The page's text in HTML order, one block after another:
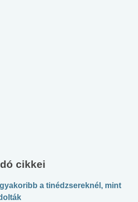
cikkei
a tinédzsereknél, mint